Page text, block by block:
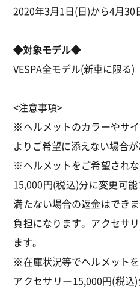
2020年3月1日(日)から4月30
◆対象モデル◆
VESPA全モデル(新車に限る)
<注意事項>
※ヘルメットのカラーやサ
よりご希望に添えない場合が
※ヘルメットをご希望され
15,000円(税込)分に変更可
満たない場合の返金はでき
負担になります。アクセサ
ます。
※在庫状況等でヘルメット
アクセサリー15,000円(税